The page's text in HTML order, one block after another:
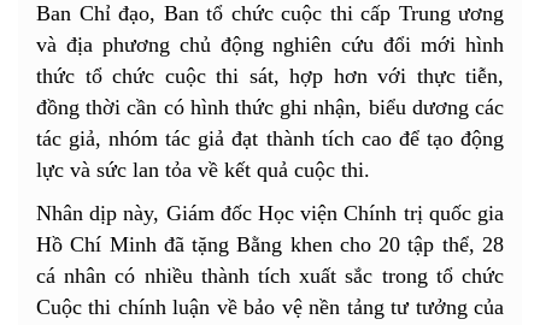
Ban Chỉ đạo, Ban tổ chức cuộc thi cấp Trung ương
và địa phương chủ động nghiên cứu đổi mới hình
thức tổ chức cuộc thi sát, hợp hơn với thực tiễn,
đồng thời cần có hình thức ghi nhận, biểu dương các
tác giả, nhóm tác giả đạt thành tích cao để tạo động
lực và sức lan tỏa về kết quả cuộc thi.
Nhân dịp này, Giám đốc Học viện Chính trị quốc gia
Hồ Chí Minh đã tặng Bằng khen cho 20 tập thể, 28
cá nhân có nhiều thành tích xuất sắc trong tổ chức
Cuộc thi chính luận về bảo vệ nền tảng tư tưởng của